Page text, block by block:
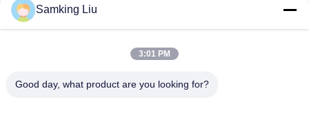
থার্মোকিং ক্লাচ 1070349 রেফ্রিজারেটরের জন্য খুচরা যন্ত্রাংশ এসপি ইউনিট টি -1080
এস টি -1080 আর টি -1000 আর টি -880 আর টি -1000 এস এমডি 100 টিএস
600 এর জন্য
T-600M/T-600R/680Pro,T-800M/T-800R/880Pro একই কভার ব্যবহার
Samking Liu
3:01 PM
Good day, what product are you looking for?